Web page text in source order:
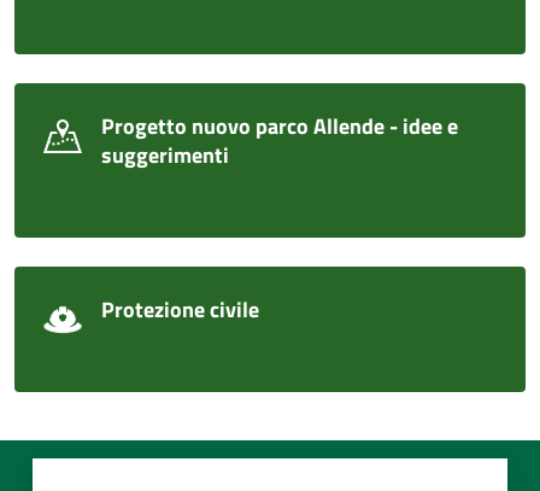
Progetto nuovo parco Allende - idee e
suggerimenti
Protezione civile